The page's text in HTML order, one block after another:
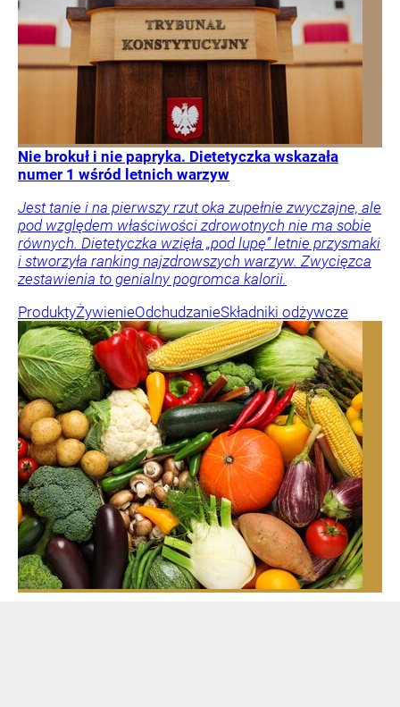
Nie brokuł i nie papryka. Dietetyczka wskazała
numer 1 wśród letnich warzyw
Jest tanie i na pierwszy rzut oka zupełnie zwyczajne, ale
pod względem właściwości zdrowotnych nie ma sobie
równych. Dietetyczka wzięła „pod lupę” letnie przysmaki
i stworzyła ranking najzdrowszych warzyw. Zwycięzca
zestawienia to genialny pogromca kalorii.
ProduktyŻywienieOdchudzanieSkładniki odżywcze